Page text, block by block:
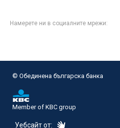
Намерете ни в социалните мрежи:
© Oбединена българска банка
Member of KBC group
Уебсайт от: eDesign